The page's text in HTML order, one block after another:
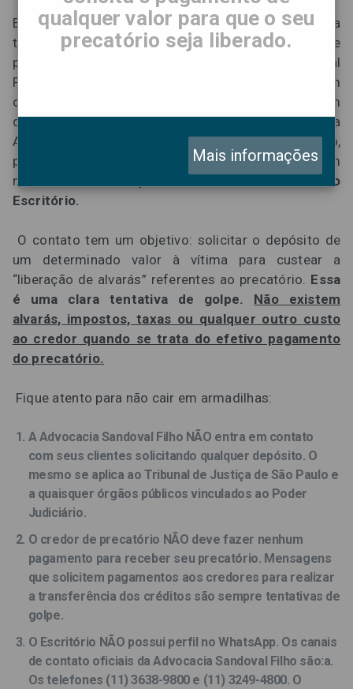
Estelionatários estão usando novos artifícios para
tentar aplicar golpes em credores de precatórios. Se
passando por integrantes da Advocacia Sandoval
Filho e de outros escritórios, os golpistas entram em
contato com as vítimas por WhatsApp e enviam um
documento em umsuposto “papel timbrado”da
Advocacia Sandoval Filho. No documento falso,
pedem para que a vítima entre em contato com um
número de celular
que não é o número oficial do
Escritório.
O contato tem um objetivo: solicitar o depósito de
um determinado valor à vítima para custear a
“liberação de alvarás” referentes ao precatório. Essa
é uma clara tentativa de golpe. Não existem
alvarás, impostos, taxas ou qualquer outro custo
ao credor quando se trata do efetivo pagamento
do precatório.
Fique atento para não cair em armadilhas:
A Advocacia Sandoval Filho NÃO entra em contato
com seus clientes solicitando qualquer depósito. O
mesmo se aplica ao Tribunal de Justiça de São Paulo e
a quaisquer órgãos públicos vinculados ao Poder
Judiciário.
O credor de precatório NÃO deve fazer nenhum
pagamento para receber seu precatório. Mensagens
que solicitem pagamentos aos credores para realizar
a transferência dos créditos são sempre tentativas de
golpe.
O Escritório NÃO possui perfil no WhatsApp. Os canais
de contato oficiais da Advocacia Sandoval Filho são:a.
Os telefones (11) 3638-9800 e (11) 3249-4800. O
qualquer valor para que o seu
precatório seja liberado.
Mais informações